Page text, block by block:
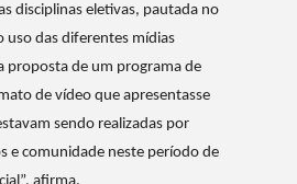
disciplinas eletivas, pautada no
uso das diferentes mídias
proposta de um programa de
de vídeo que apresentasse
sendo realizadas por
e comunidade neste período de